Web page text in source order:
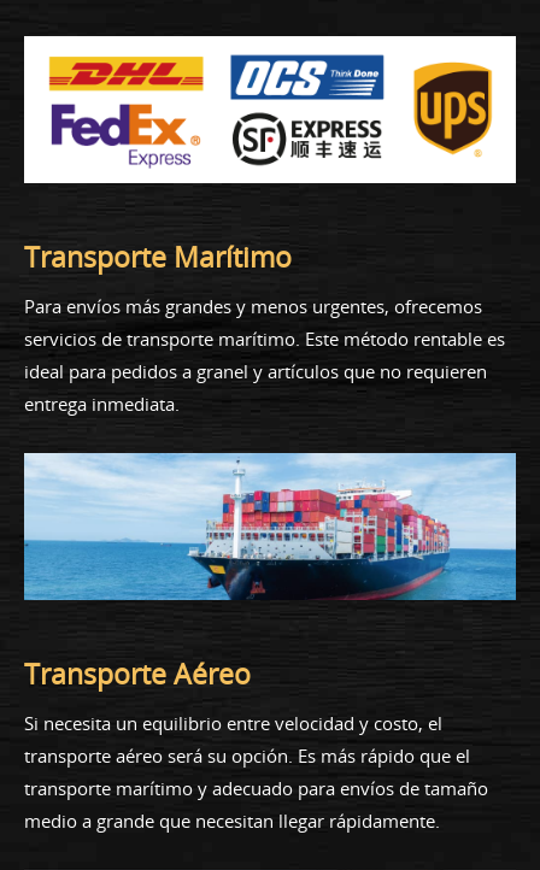
Transporte Marítimo
Para envíos más grandes y menos urgentes, ofrecemos
servicios de transporte marítimo. Este método rentable es
ideal para pedidos a granel y artículos que no requieren
entrega inmediata.
Transporte Aéreo
Si necesita un equilibrio entre velocidad y costo, el
transporte aéreo será su opción. Es más rápido que el
transporte marítimo y adecuado para envíos de tamaño
medio a grande que necesitan llegar rápidamente.